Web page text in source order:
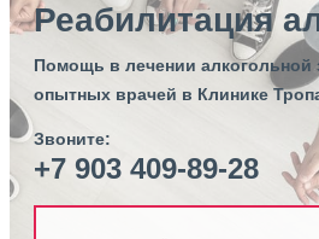
Реабилитация
Помощь в лечении алкогольной
опытных врачей в Клинике
Звоните:
+7 903 409-89-28